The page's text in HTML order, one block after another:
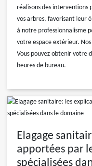
réalisons des interventions
vos arbres, favorisant leur
à notre professionnalisme
votre espace extérieur.
Vous pouvez obtenir votre
heures de bureau.
Elagage
apportées par
spécialisées